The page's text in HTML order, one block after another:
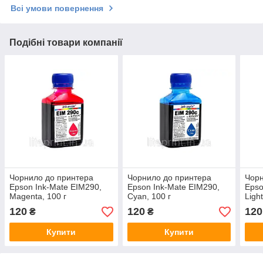
Всі умови повернення
Подібні товари компанії
Чорнило дo принтера
Epson Ink-Mate EIM290,
Magenta, 100 г
120 ₴
Купити
Чорнило до принтера
Epson Ink-Mate EIM290,
Cyan, 100 г
120₴
Купити
120